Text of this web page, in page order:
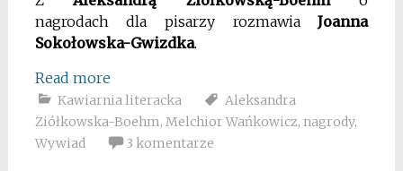
nagrodach dla pisarzy rozmawiaJoanna
Sokołowska-Gwizdka.
Read more
Kawiarnia literacka
Aleksandra
Ziółkowska-Boehm, Melchior Wańkowicz, nagrody,
Wywiad
3 komentarze